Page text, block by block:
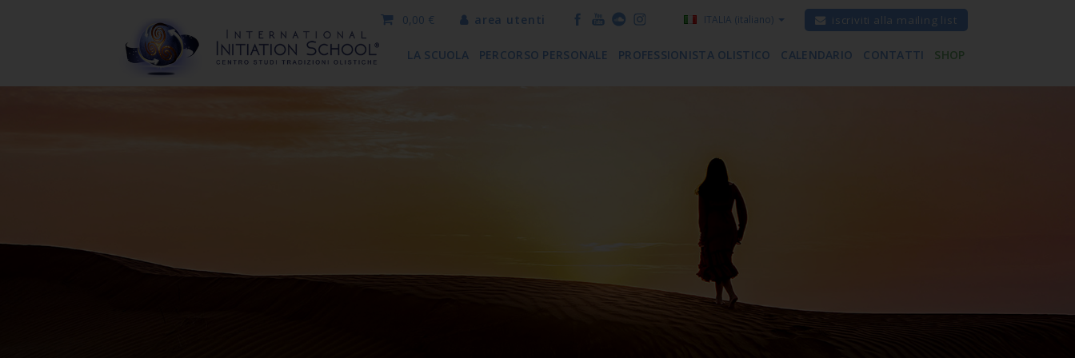
iscriviti alla mailing list
ITALIA (italiano)
area utenti
0,00 €
LA SCUOLA PERCORSO PERSONALE PROFESSIONISTA OLISTICO CALENDARIO CONTATTI SHOP